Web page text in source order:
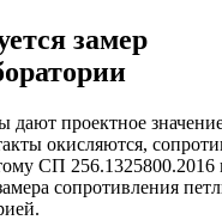
замер
дают проектное
окисляются,
СП
сопротивления